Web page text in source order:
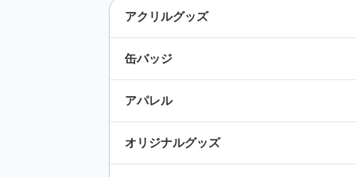
アクリルグッズ
缶バッジ
アパレル
オリジナルグッズ